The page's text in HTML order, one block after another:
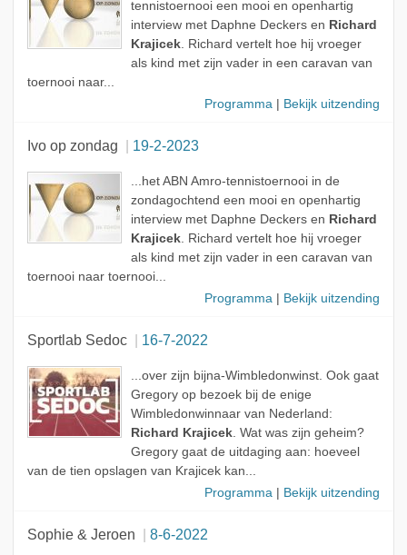
tennistoernooi een mooi en openhartig
interview met Daphne Deckers en Richard
Krajicek. Richard vertelt hoe hij vroeger
als kind met zijn vader in een caravan van
toernooi naar...
Programma
Bekijk uitzending
Ivo op zondag 19-2-2023
...het ABN Amro-tennistoernooi in de
zondagochtend een mooi en openhartig
interview met Daphne Deckers en Richard
Krajicek. Richard vertelt hoe hij vroeger
als kind met zijn vader in een caravan van
toernooi naar toernooi...
Programma
Bekijk uitzending
Sportlab Sedoc 16-7-2022
...over zijn bijna-Wimbledonwinst. Ook gaat
Gregory op bezoek bij de enige
Wimbledonwinnaar van Nederland:
Richard Krajicek. Wat was zijn geheim?
Gregory gaat de uitdaging aan: hoeveel
van de tien opslagen van Krajicek kan...
Programma
Bekijk uitzending
Sophie & Jeroen 8-6-2022